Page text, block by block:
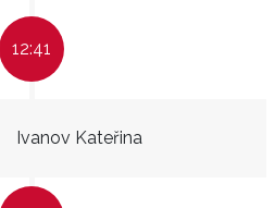
12:41
Ivanov Kateřina